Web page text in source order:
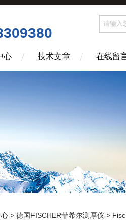
心 技术文章 在线留
> 德国FISCHER菲希尔测厚仪 >